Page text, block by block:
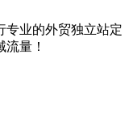
专业的外贸独立站定
量！